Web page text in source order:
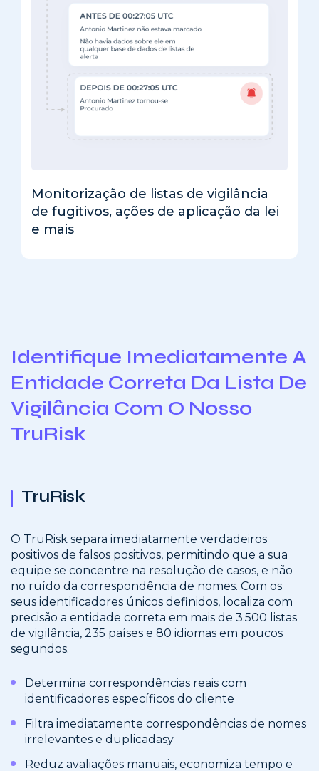
Monitorização de listas de vigilância
de fugitivos, ações de aplicação da lei
e mais
Identifique Imediatamente A
Entidade Correta Da Lista De
Vigilância Com O Nosso
TruRisk
TruRisk
O TruRisk separa imediatamente verdadeiros
positivos de falsos positivos, permitindo que a sua
equipe se concentre na resolução de casos, e não
no ruído da correspondência de nomes. Com os
seus identificadores únicos definidos, localiza com
precisão a entidade correta em mais de 3.500 listas
de vigilância, 235 países e 80 idiomas em poucos
segundos.
Determina correspondências reais com
identificadores específicos do cliente
Filtra imediatamente correspondências de nomes
irrelevantes e duplicadasy
Reduz avaliações manuais, economiza tempo e